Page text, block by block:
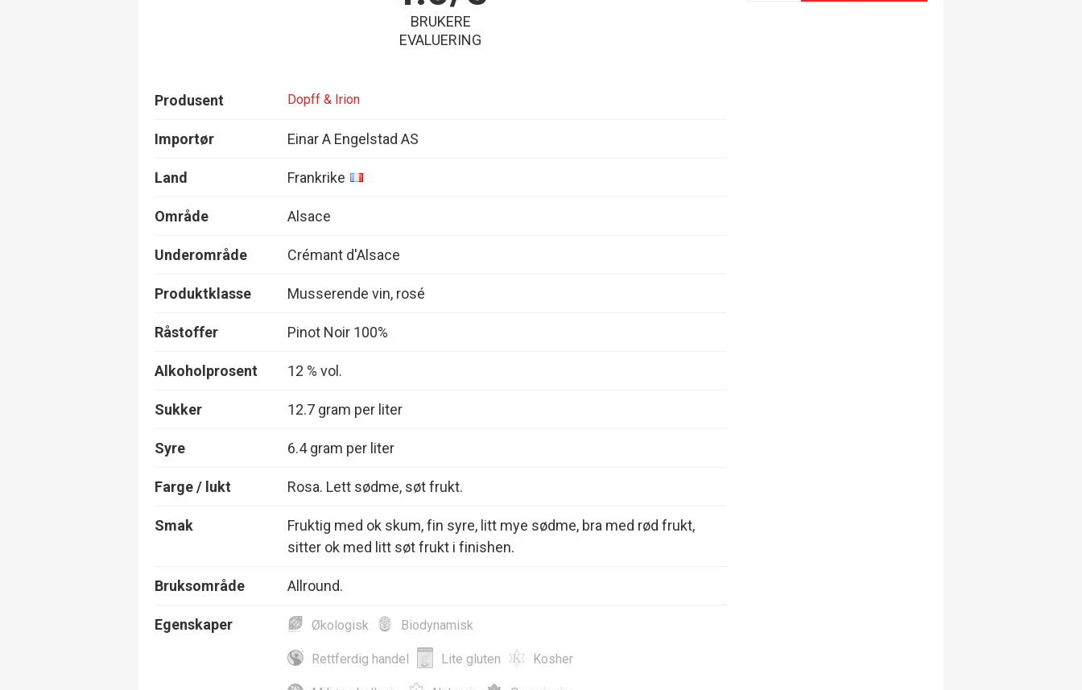
BRUKERE
EVALUERING
Produsent Dopff & Irion
Importør Einar A Engelstad AS
Land Frankrike
Område Alsace
Underområde Crémant d'Alsace
Produktklasse Musserende vin, rosé
Råstoffer Pinot Noir 100%
Alkoholprosent 12 % vol.
Sukker 12.7 gram per liter
Syre 6.4 gram per liter
Farge / lukt Rosa. Lett sødme, søt frukt.
Smak
Fruktig med ok skum, fin syre, litt mye sødme, bra med rød frukt,
sitter ok med litt søt frukt i finishen.
Bruksområde Allround.
Egenskaper Økologisk Biodynamisk
Rettferdig handel Lite gluten Kosher